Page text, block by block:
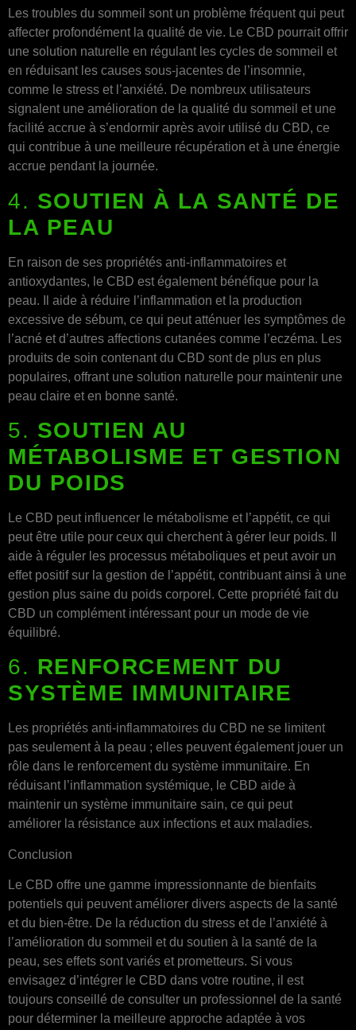
Les troubles du sommeil sont un problème fréquent qui peut
affecter profondément la qualité de vie. Le CBD pourrait offrir
une solution naturelle en régulant les cycles de sommeil et
en réduisant les causes sous-jacentes de l’insomnie,
comme le stress et l’anxiété. De nombreux utilisateurs
signalent une amélioration de la qualité du sommeil et une
facilité accrue à s’endormir après avoir utilisé du CBD, ce
qui contribue à une meilleure récupération et à une énergie
accrue pendant la journée.
4. SOUTIEN À LA SANTÉ DE
LA PEAU
En raison de ses propriétés anti-inflammatoires et
antioxydantes, le CBD est également bénéfique pour la
peau. Il aide à réduire l’inflammation et la production
excessive de sébum, ce qui peut atténuer les symptômes de
l’acné et d’autres affections cutanées comme l’eczéma. Les
produits de soin contenant du CBD sont de plus en plus
populaires, offrant une solution naturelle pour maintenir une
peau claire et en bonne santé.
5. SOUTIEN AU
MÉTABOLISME ET GESTION
DU POIDS
Le CBD peut influencer le métabolisme et l’appétit, ce qui
peut être utile pour ceux qui cherchent à gérer leur poids. Il
aide à réguler les processus métaboliques et peut avoir un
effet positif sur la gestion de l’appétit, contribuant ainsi à une
gestion plus saine du poids corporel. Cette propriété fait du
CBD un complément intéressant pour un mode de vie
équilibré.
6. RENFORCEMENT DU
SYSTÈME IMMUNITAIRE
Les propriétés anti-inflammatoires du CBD ne se limitent
pas seulement à la peau ; elles peuvent également jouer un
rôle dans le renforcement du système immunitaire. En
réduisant l’inflammation systémique, le CBD aide à
maintenir un système immunitaire sain, ce qui peut
améliorer la résistance aux infections et aux maladies.
Conclusion
Le CBD offre une gamme impressionnante de bienfaits
potentiels qui peuvent améliorer divers aspects de la santé
et du bien-être. De la réduction du stress et de l’anxiété à
l’amélioration du sommeil et du soutien à la santé de la
peau, ses effets sont variés et prometteurs. Si vous
envisagez d’intégrer le CBD dans votre routine, il est
toujours conseillé de consulter un professionnel de la santé
pour déterminer la meilleure approche adaptée à vos